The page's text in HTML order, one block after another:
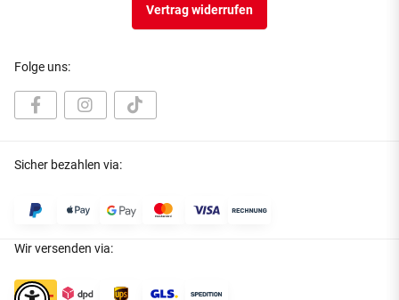
Vertrag widerrufen
Folge uns:
Sicher bezahlen via:
Wir versenden via: